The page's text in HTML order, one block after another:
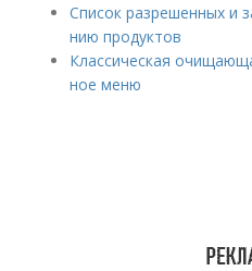
Спи­сок раз­ре­шен­ных и
нию про­дук­тов
Клас­си­че­ская
ное меню